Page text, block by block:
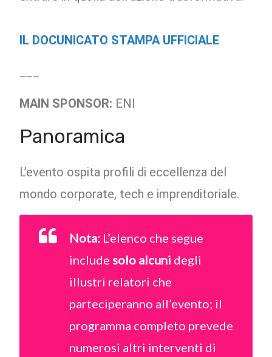
IL DOCUNICATO STAMPA UFFICIALE
MAIN SPONSOR: ENI
Panoramica
L’evento ospita profili di eccellenza del
mondo corporate, tech e imprenditoriale.
Nota: L’elenco che segue
includesolo alcuni degli
illustri relatori che
parteciperanno all’evento; il
programma completo prevede
numerosi altri interventi di